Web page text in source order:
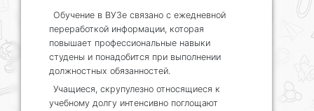
Обучение в ВУЗе связано с ежедневной
переработкой информации, которая
повышает профессиональные навыки
студены и понадобится при выполнении
должностных обязанностей.
Учащиеся, скрупулезно относящиеся к
учебному долгу интенсивно поглощают